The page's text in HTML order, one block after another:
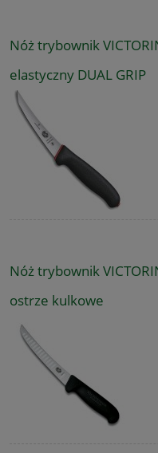
Nóż trybownik
elastyczny DUAL GRIP
Nóż trybownik
ostrze kulkowe